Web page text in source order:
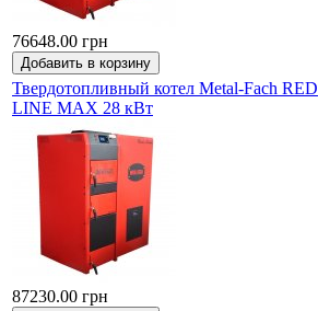
76648.00 грн
Твердотопливный котел Metal-Fach RED
LINE MAX 28 кВт
87230.00 грн